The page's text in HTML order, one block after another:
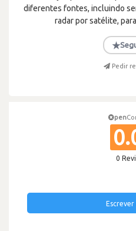
diferentes fontes, incluindo
radar por satélite,
★
Pedir
pen
0